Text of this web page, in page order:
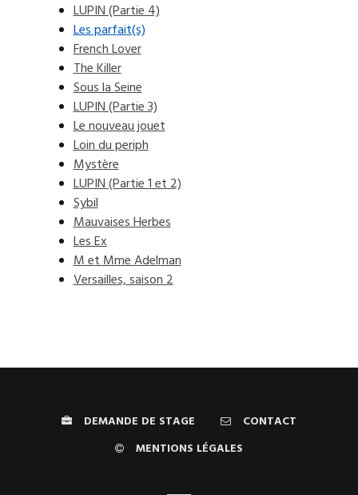
LUPIN (Partie 4)
Les parfait(s)
French Lover
The Killer
Sous la Seine
LUPIN (Partie 3)
Le nouveau jouet
Loin du periph
Mystère
LUPIN (Partie 1 et 2)
Sybil
Mauvaises Herbes
Les Ex
M et Mme Adelman
Versailles, saison 2
DEMANDE DE STAGE
CONTACT
MENTIONS LÉGALES